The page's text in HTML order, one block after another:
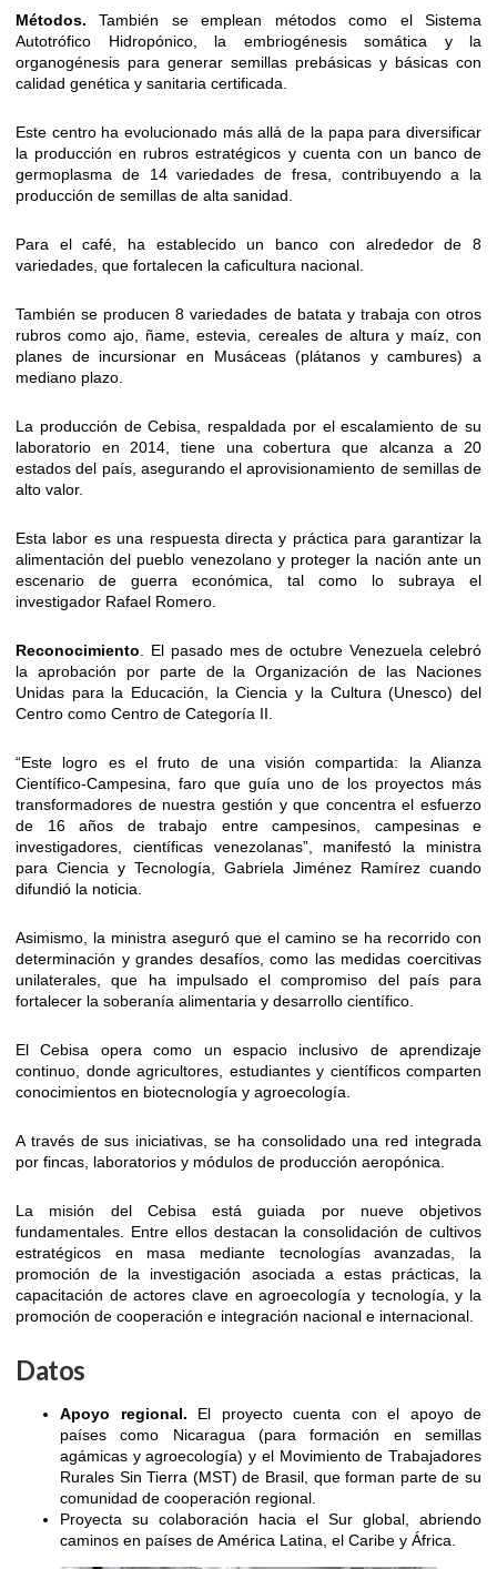
Métodos. También se emplean métodos como el Sistema
Autotrófico Hidropónico, la embriogénesis somática y la
organogénesis para generar semillas prebásicas y básicas con
calidad genética y sanitaria certificada.
Este centro ha evolucionado más allá de la papa para diversificar
la producción en rubros estratégicos y cuenta con un banco de
germoplasma de 14 variedades de fresa, contribuyendo a la
producción de semillas de alta sanidad.
Para el café, ha establecido un banco con alrededor de 8
variedades, que fortalecen la caficultura nacional.
También se producen 8 variedades de batata y trabaja con otros
rubros como ajo, ñame, estevia, cereales de altura y maíz, con
planes de incursionar en Musáceas (plátanos y cambures) a
mediano plazo.
La producción de Cebisa, respaldada por el escalamiento de su
laboratorio en 2014, tiene una cobertura que alcanza a 20
estados del país, asegurando el aprovisionamiento de semillas de
alto valor.
Esta labor es una respuesta directa y práctica para garantizar la
alimentación del pueblo venezolano y proteger la nación ante un
escenario de guerra económica, tal como lo subraya el
investigador Rafael Romero.
Reconocimiento. El pasado mes de octubre Venezuela celebró
la aprobación por parte de la Organización de las Naciones
Unidas para la Educación, la Ciencia y la Cultura (Unesco) del
Centro como Centro de Categoría II.
“Este logro es el fruto de una visión compartida: la Alianza
Científico-Campesina, faro que guía uno de los proyectos más
transformadores de nuestra gestión y que concentra el esfuerzo
de 16 años de trabajo entre campesinos, campesinas e
investigadores, científicas venezolanas”, manifestó la ministra
para Ciencia y Tecnología, Gabriela Jiménez Ramírez cuando
difundió la noticia.
Asimismo, la ministra aseguró que el camino se ha recorrido con
determinación y grandes desafíos, como las medidas coercitivas
unilaterales, que ha impulsado el compromiso del país para
fortalecer la soberanía alimentaria y desarrollo científico.
El Cebisa opera como un espacio inclusivo de aprendizaje
continuo, donde agricultores, estudiantes y científicos comparten
conocimientos en biotecnología y agroecología.
A través de sus iniciativas, se ha consolidado una red integrada
por fincas, laboratorios y módulos de producción aeropónica.
La misión del Cebisa está guiada por nueve objetivos
fundamentales. Entre ellos destacan la consolidación de cultivos
estratégicos en masa mediante tecnologías avanzadas, la
promoción de la investigación asociada a estas prácticas, la
capacitación de actores clave en agroecología y tecnología, y la
promoción de cooperación e integración nacional e internacional.
Datos
Apoyo regional. El proyecto cuenta con el apoyo de
países como Nicaragua (para formación en semillas
agámicas y agroecología) y el Movimiento de Trabajadores
Rurales Sin Tierra (MST) de Brasil, que forman parte de su
comunidad de cooperación regional.
Proyecta su colaboración hacia el Sur global, abriendo
caminos en países de América Latina, el Caribe y África.